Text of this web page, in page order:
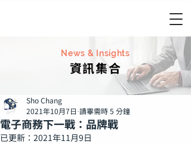
News & Insights
資訊集合
電子商務下一戰：品牌戰
Sho Chang
2021年10月7日 讀畢需時 5 分鐘
已更新： 2021年11月9日